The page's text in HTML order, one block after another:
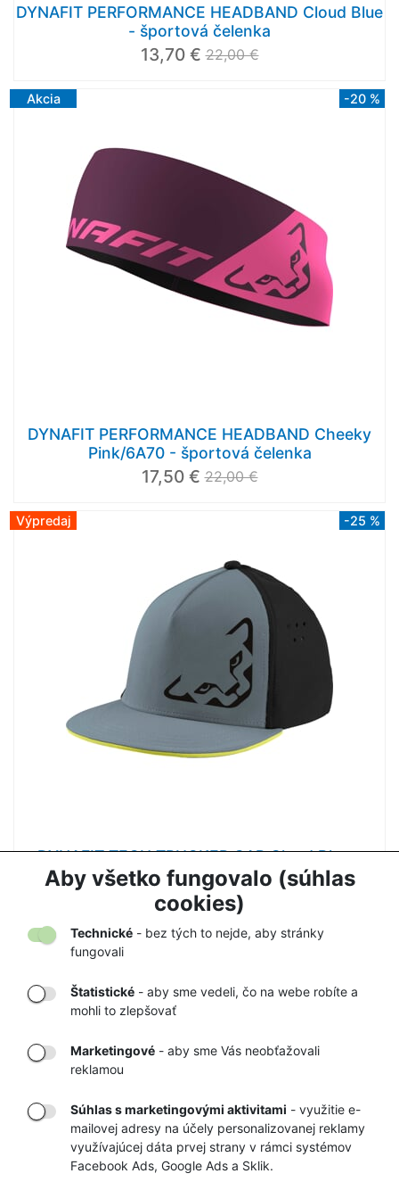
Aby všetko fungovalo (súhlas
cookies)
Technické - bez tých to nejde, aby stránky
fungovali
Štatistické - aby sme vedeli, čo na webe robíte a
mohli to zlepšovať
Marketingové - aby sme Vás neobťažovali
reklamou
Súhlas s marketingovými aktivitami - využitie e-
mailovej adresy na účely personalizovanej reklamy
využívajúcej dáta prvej strany v rámci systémov
Facebook Ads, Google Ads a Sklik.
DYNAFIT PERFORMANCE HEADBAND Cloud Blue
- športová čelenka
13,70 € 22,00 €
Akcia -20 %
DYNAFIT PERFORMANCE HEADBAND Cheeky
Pink/6A70 - športová čelenka
17,50 € 22,00 €
Výpredaj -25 %
DYNAFIT TECH TRUCKER CAP Cloud Blue -
šiltovka
27,90 € 37,00 €
TOVARU AŽ K
VÁM DOMOV
OBCHOD
RÝCHLE
DORUČENIE
GARANCIA
NAJNIŽŠÍCH CIEN